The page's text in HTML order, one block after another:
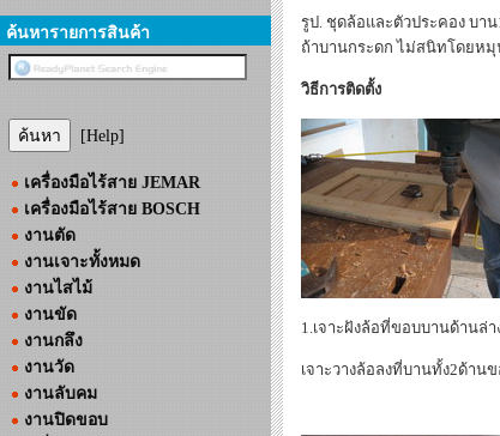
ค้นหารายการสินค้า
[Help]
เครื่องมือไร้สาย JEMAR
เครื่องมือไร้สาย BOSCH
งานตัด
งานเจาะทั้งหมด
งานไสไม้
งานขัด
งานกลึง
งานวัด
งานลับคม
งานปิดขอบ
รูป. ชุดล้อและตัวประคอง บา
ถ้าบานกระดก ไม่สนิทโดยหมุ
วิธีการติดตั้ง
1.เจาะฝังล้อที่ขอบบานด้านล่
เจาะวางล้อลงที่บานทั้ง2ด้าน